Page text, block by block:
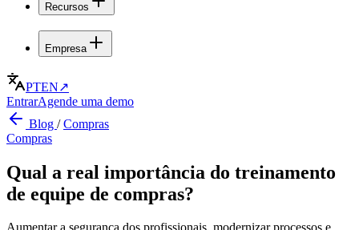
Recursos
Empresa
PTEN↗
EntrarAgende uma demo
Blog /Compras
Compras
Qual a real importância do treinamento
de equipe de compras?